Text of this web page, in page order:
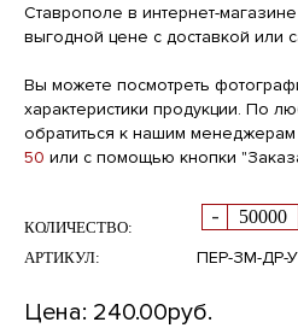
Ставрополе в интернет-
выгодной цене с доставкой или
Вы можете посмотреть
характеристики продукции. По
обратиться к нашим
50 или с помощью кнопки
КОЛИЧЕСТВО: -
АРТИКУЛ: ПЕР-ЗМ-ДР-
Цена: 240.00руб.